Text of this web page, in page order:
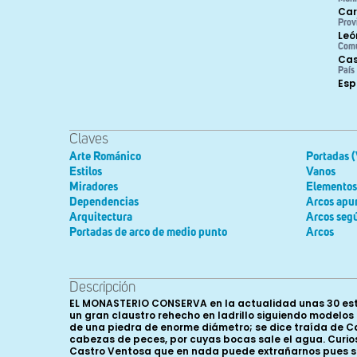
País
Claves
Arte Románico
Estilos
Miradores
Dependencias
Arquitectura
Portadas de arco de medio punto
Portadas
Vanos
Arcos
Arcos
Arcos
Descripción
EL MONASTERIO CONSERVA en la actualidad unas 30 estancias o dependencias (la mayoría en ruinas) dispuestas -como es norma en los monasterios cistercienses- alrededor de un gran claustro rehecho en ladrillo siguiendo modelos góticos a mediados del siglo XVI; claustro en el que se ubicaba una fuente que alcanzó a ver Jovellanos en 1792, “con taza de una piedra de enorme diámetro; se dice traída de Castro-Ventosa. En medio una columna, encima otra taza pequeña y en ella un niño sentado cogiendo con las manos unas cabezas de peces, por cuyas bocas sale el agua. Curiosa escultura del mismo tiempo...” y que hoy podemos admirar en la Alameda de Villafranca del Bierzo. Procedencia de Castro Ventosa que en nada puede extrañarnos pues sendos privilegios de los monarcas Fernando II (1186) y Alfonso X (1210) recogidos por Mercedes Durany autorizaron a reaprovechar, para la construcción del cenobio, piedra procedente de esa ya por entonces despoblada y arruinada localidad leonesa cercana al monasterio. En la panda occidental de este claustro se alza la iglesia, orientada de este a oeste e iniciada, según fray Jerónimo de Llamas, el 17 de octubre de 1138; en la planta baja de la oriental la sacristía -comunicada directamente con la iglesia-, un pasadizo, el locutorio -locutorium o auditorium, espacio en el que el abad distribuía los trabajos cotidianos de los monjes y que se comunicaba con el huerto monástico- y la sala capitular mientras que en la superior se localiza el espacio denominado “Palacio Real” (del siglo XIII, compuesto por tres salas, una de ellas dedicada ya en época tardía a archivo); y en la planta baja de la sur el Refectorium de los monjes (como ya hemos indicado convertido ahora en sala de exposiciones), la cocina, del siglo X V II -común para monjes y conversos- y la despensa o cillería, rehechas entre los siglos XVI-XVIII. Muy poco es lo que podemos decir de su iglesia, ahora parroquial, en numerosas ocasiones ampliada y renovada, y de sus constructores, aunque se ha podido conocer el nombre de algunos de los posibles maestros o encargados de obras (magister operis) que trabajaron a lo largo del siglo XIII (1202-1283): Juan Petri (Petri de Opera, 1202), Martinus (1214), Pedro López (Petrus Lupi Magister de opera, 1217- 1219), Juan Munionis (1235), Juan Pérez (1273), Simón Juliánez (1275) y, finalmente, Juan López (1283). Únicamente conservamos una descripción de la misma antes de su definitiva destrucción, del estado en que se encontraba siglos después, en 1792, gracias a las anotaciones que el ilustrado Gaspar Melchor de Jovellanos dejó en sus Diarios después de la visita que realizó dicho año: “por el gusto de la de Val-de-Dios, aunque más pequeña... es larguísima, estrechísima, y por lo mismo parece altísima. Se piensa en obra y no se hace. Los planos, de un chapucero del país son miserables; los de D. Guillermo Casanova, más magníficos de lo que permiten las facultades del monasterio; los que hizo últimamente un arquitecto de León, fueron